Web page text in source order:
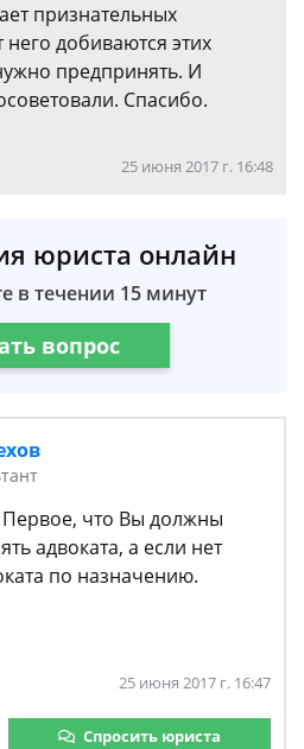
признательных
добиваются этих
предпринять. И
Спасибо.
25 июня 2017 г. 16:48
юриста онлайн
в течении 15 минут
вопрос
что Вы должны
адвоката, а если нет
по назначению.
25 июня 2017 г. 16:47
Спросить юриста